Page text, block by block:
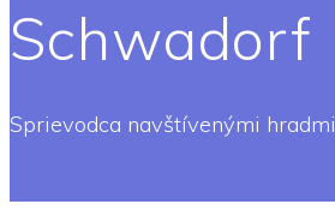
Schwadorf
Sprievodca navštívenými hradmi